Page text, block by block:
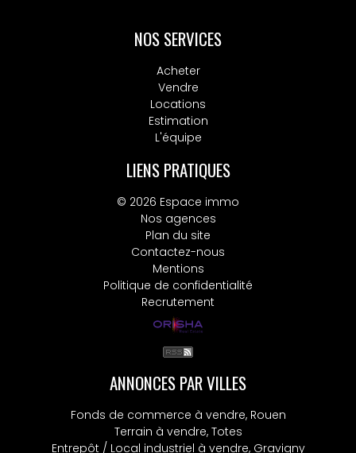
NOS SERVICES
Acheter
Vendre
Locations
Estimation
L'équipe
LIENS PRATIQUES
© 2026 Espace immo
Nos agences
Plan du site
Contactez-nous
Mentions
Politique de confidentialité
Recrutement
ANNONCES PAR VILLES
Fonds de commerce à vendre, Rouen
Terrain à vendre, Totes
Entrepôt / Local industriel à vendre, Gravigny